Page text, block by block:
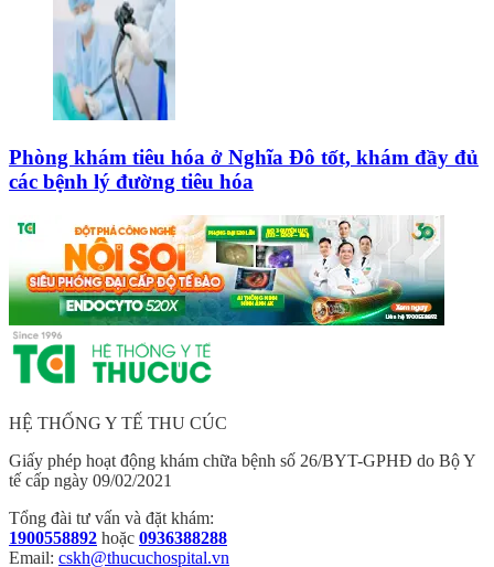
Phòng khám tiêu hóa ở Nghĩa Đô tốt, khám đầy đủ
các bệnh lý đường tiêu hóa
HỆ THỐNG Y TẾ THU CÚC
Giấy phép hoạt động khám chữa bệnh số 26/BYT-GPHĐ do Bộ Y
tế cấp ngày 09/02/2021
Tổng đài tư vấn và đặt khám:
1900558892 hoặc 0936388288
Email: cskh@thucuchospital.vn